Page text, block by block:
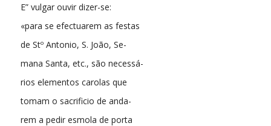
E” vulgar ouvir dizer-se:
«para se efectuarem as festas
de Stº Antonio, S. João, Se-
mana Santa, etc., são necessá-
rios elementos carolas que
tomam o sacrificio de anda-
rem a pedir esmola de porta